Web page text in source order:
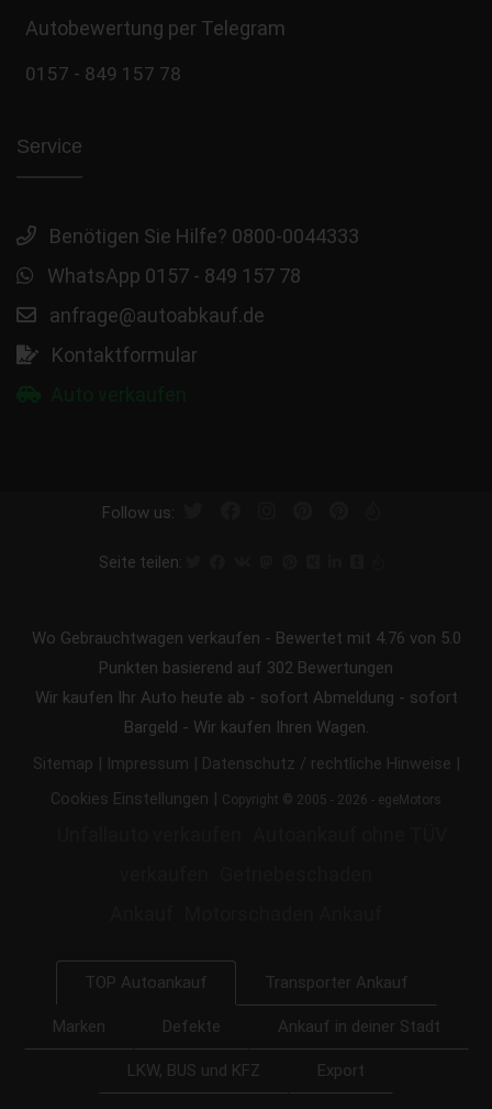
Autobewertung per Telegram
0157 - 849 157 78
Service
Benötigen Sie Hilfe? 0800-0044333
WhatsApp 0157 - 849 157 78
anfrage@autoabkauf.de
Kontaktformular
Follow us:
Seite teilen:
Wo Gebrauchtwagen verkaufen - Bewertet mit 4.76 von 5.0
Punkten basierend auf 302 Bewertungen
Wir kaufen Ihr Auto heute ab - sofort Abmeldung - sofort
Bargeld - Wir kaufen Ihren Wagen.
Sitemap | Impressum | Datenschutz / rechtliche Hinweise |
Cookies Einstellungen | Copyright © 2005 - 2026 - egeMotors
TOP Autoankauf Transporter Ankauf
Marken Defekte Ankauf in deiner Stadt
LKW, BUS und KFZ Export